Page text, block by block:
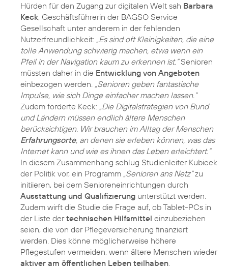
Hürden für den Zugang zur digitalen Welt sah Barbara
Keck, Geschäftsführerin der BAGSO Service
Gesellschaft unter anderem in der fehlenden
Nutzerfreundlichkeit: „Es sind oft Kleinigkeiten, die eine
tolle Anwendung schwierig machen, etwa wenn ein
Pfeil in der Navigation kaum zu erkennen ist.“Senioren
müssten daher in die Entwicklung von Angeboten
einbezogen werden. „Senioren geben fantastische
Impulse, wie sich Dinge einfacher machen lassen.“
Zudem forderte Keck: „Die Digitalstrategien von Bund
und Ländern müssen endlich ältere Menschen
berücksichtigen. Wir brauchen im Alltag der Menschen
Erfahrungsorte, an denen sie erleben können, was das
Internet kann und wie es ihnen das Leben erleichtert.“
In diesem Zusammenhang schlug Studienleiter Kubicek
der Politik vor, ein Programm „Senioren ans Netz“zu
initiieren, bei dem Senioreneinrichtungen durch
Ausstattung und Qualifizierung unterstützt werden.
Zudem wirft die Studie die Frage auf, ob Tablet-PCs in
der Liste dertechnischen Hilfsmittel einzubeziehen
seien, die von der Pflegeversicherung finanziert
werden. Dies könne möglicherweise höhere
Pflegestufen vermeiden, wenn ältere Menschen wieder
aktiver am öffentlichen Leben teilhaben.